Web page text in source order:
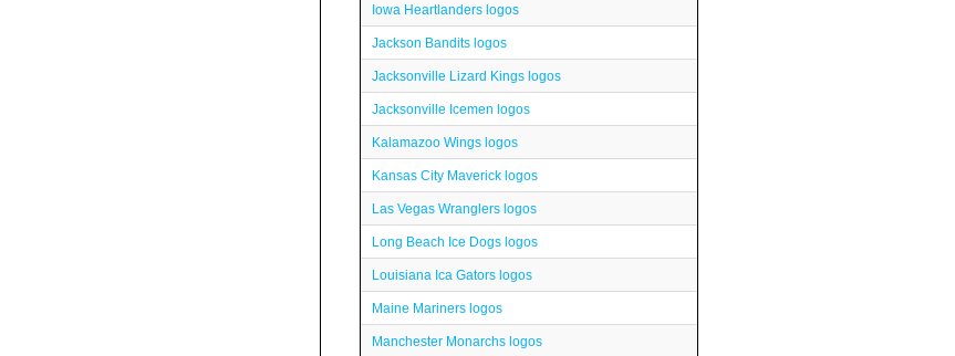
Iowa Heartlanders logos
Jackson Bandits logos
Jacksonville Lizard Kings logos
Jacksonville Icemen logos
Kalamazoo Wings logos
Kansas City Maverick logos
Las Vegas Wranglers logos
Long Beach Ice Dogs logos
Louisiana Ica Gators logos
Maine Mariners logos
Manchester Monarchs logos